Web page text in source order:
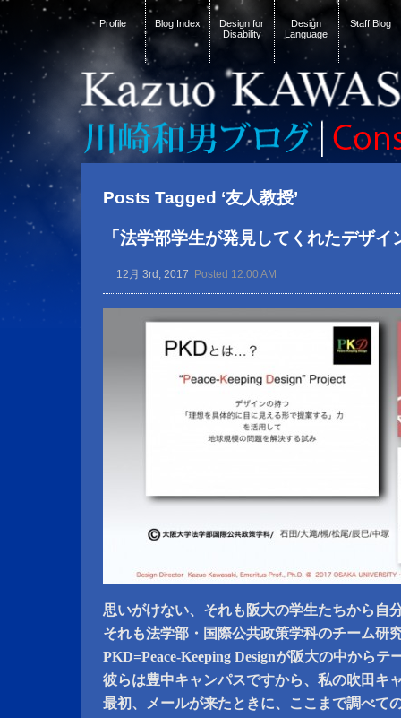
Profile Blog Index
Design for
Disability
Design
Language
Staff Blog
Posts Tagged ‘友人教授’
「法学部学生が発見してくれたデザイ
12月 3rd, 2017 Posted 12:00 AM
思いがけない、それも阪大の学生たちから自
それも法学部・国際公共政策学科のチーム研
PKD=Peace-Keeping Designが阪大の中からテ
彼らは豊中キャンパスですから、私の吹田キ
最初、メールが来たときに、ここまで調べて